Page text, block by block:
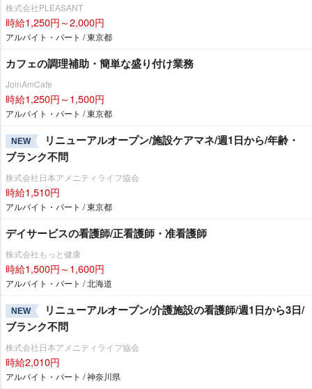
株式会社PLEASANT
時給1,250円～2,000円
アルバイト・パート / 東京都
カフェの調理補助・簡単な盛り付け業務
JoinAmCafe
時給1,250円～1,500円
アルバイト・パート / 東京都
NEW
リニューアルオープン/施設ケアマネ/週1日から/年齢・
ブランク不問
株式会社日本アメニティライフ協会
時給1,510円
アルバイト・パート / 東京都
デイサービスの看護師/正看護師・准看護師
株式会社もっと健康
時給1,500円～1,600円
アルバイト・パート / 北海道
NEW
リニューアルオープン/介護施設の看護師/週1日から3日/
ブランク不問
株式会社日本アメニティライフ協会
時給2,010円
アルバイト・パート / 神奈川県